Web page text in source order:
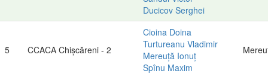
Ducicov Serghei
5 CCACA Chișcăreni - 2
Cioina Doina
Turtureanu Vladimir
Mereuță Ionuț
Spînu Maxim